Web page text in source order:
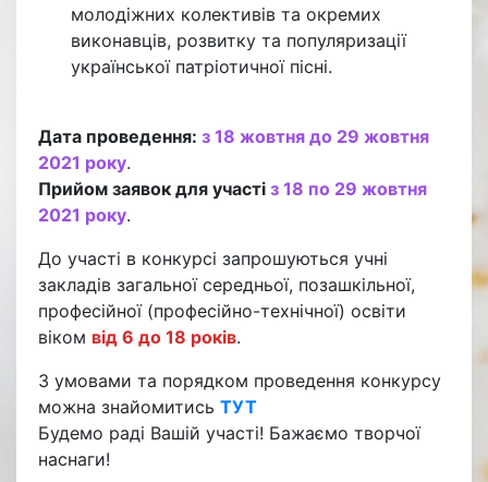
молодіжних колективів та окремих
виконавців, розвитку та популяризації
української патріотичної пісні.
Дата проведення: з 18 жовтня до 29 жовтня
2021 року.
Прийом заявок для участі з 18 по 29 жовтня
2021 року.
До участі в конкурсі запрошуються учні
закладів загальної середньої, позашкільної,
професійної (професійно-технічної) освіти
віком від 6 до 18 років.
З умовами та порядком проведення конкурсу
можна знайомитись ТУТ
Будемо раді Вашій участі! Бажаємо творчої
наснаги!